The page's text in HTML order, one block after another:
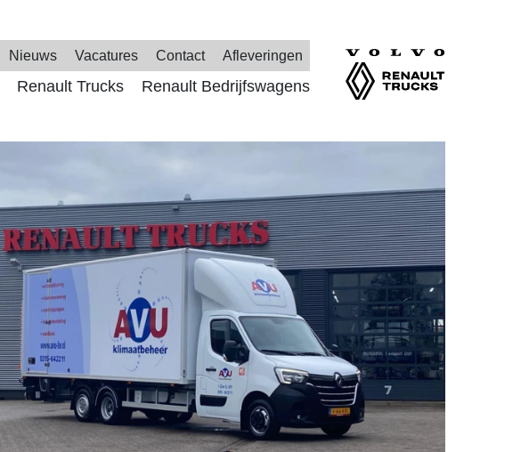
Renault Trucks Renault Bedrijfswagens
Nieuws Vacatures Contact Afleveringen